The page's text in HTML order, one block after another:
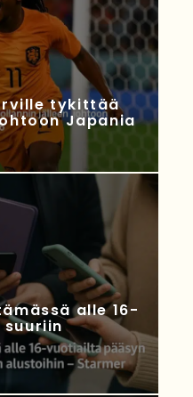
tykittää
Japania
alle 16-